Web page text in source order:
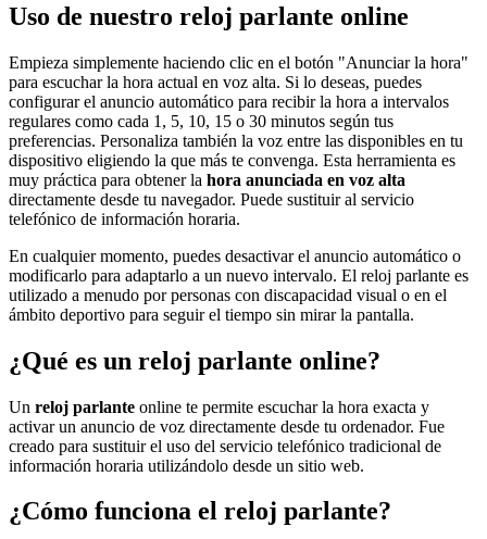
Uso de nuestro reloj parlante online
Empieza simplemente haciendo clic en el botón "Anunciar la hora"
para escuchar la hora actual en voz alta. Si lo deseas, puedes
configurar el anuncio automático para recibir la hora a intervalos
regulares como cada 1, 5, 10, 15 o 30 minutos según tus
preferencias. Personaliza también la voz entre las disponibles en tu
dispositivo eligiendo la que más te convenga. Esta herramienta es
muy práctica para obtener la hora anunciada en voz alta
directamente desde tu navegador. Puede sustituir al servicio
telefónico de información horaria.
En cualquier momento, puedes desactivar el anuncio automático o
modificarlo para adaptarlo a un nuevo intervalo. El reloj parlante es
utilizado a menudo por personas con discapacidad visual o en el
ámbito deportivo para seguir el tiempo sin mirar la pantalla.
¿Qué es un reloj parlante online?
Un reloj parlante online te permite escuchar la hora exacta y
activar un anuncio de voz directamente desde tu ordenador. Fue
creado para sustituir el uso del servicio telefónico tradicional de
información horaria utilizándolo desde un sitio web.
¿Cómo funciona el reloj parlante?